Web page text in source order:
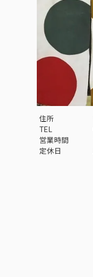
住所
TEL
営業時間
定休日